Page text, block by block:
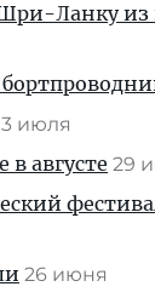
Ланку из
июля
августе 29
26 июня